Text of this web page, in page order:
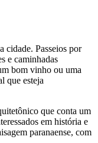
cidade. Passeios por
e caminhadas
bom vinho ou uma
que esteja
que conta um
em história e
paranaense, com